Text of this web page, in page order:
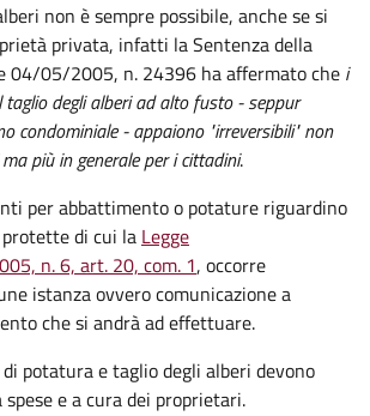
non è sempre possibile, anche se si
privata, infatti la Sentenza della
04/05/2005, n. 24396 ha affermato che i
taglio degli alberi ad alto fusto - seppur
condominiale - appaiono "irreversibili" non
più in generale per i cittadini.
per abbattimento o potature riguardino
di cui la Legge
n. 6, art. 20, com. 1, occorre
istanza ovvero comunicazione a
che si andrà ad effettuare.
potatura e taglio degli alberi devono
e a cura dei proprietari.